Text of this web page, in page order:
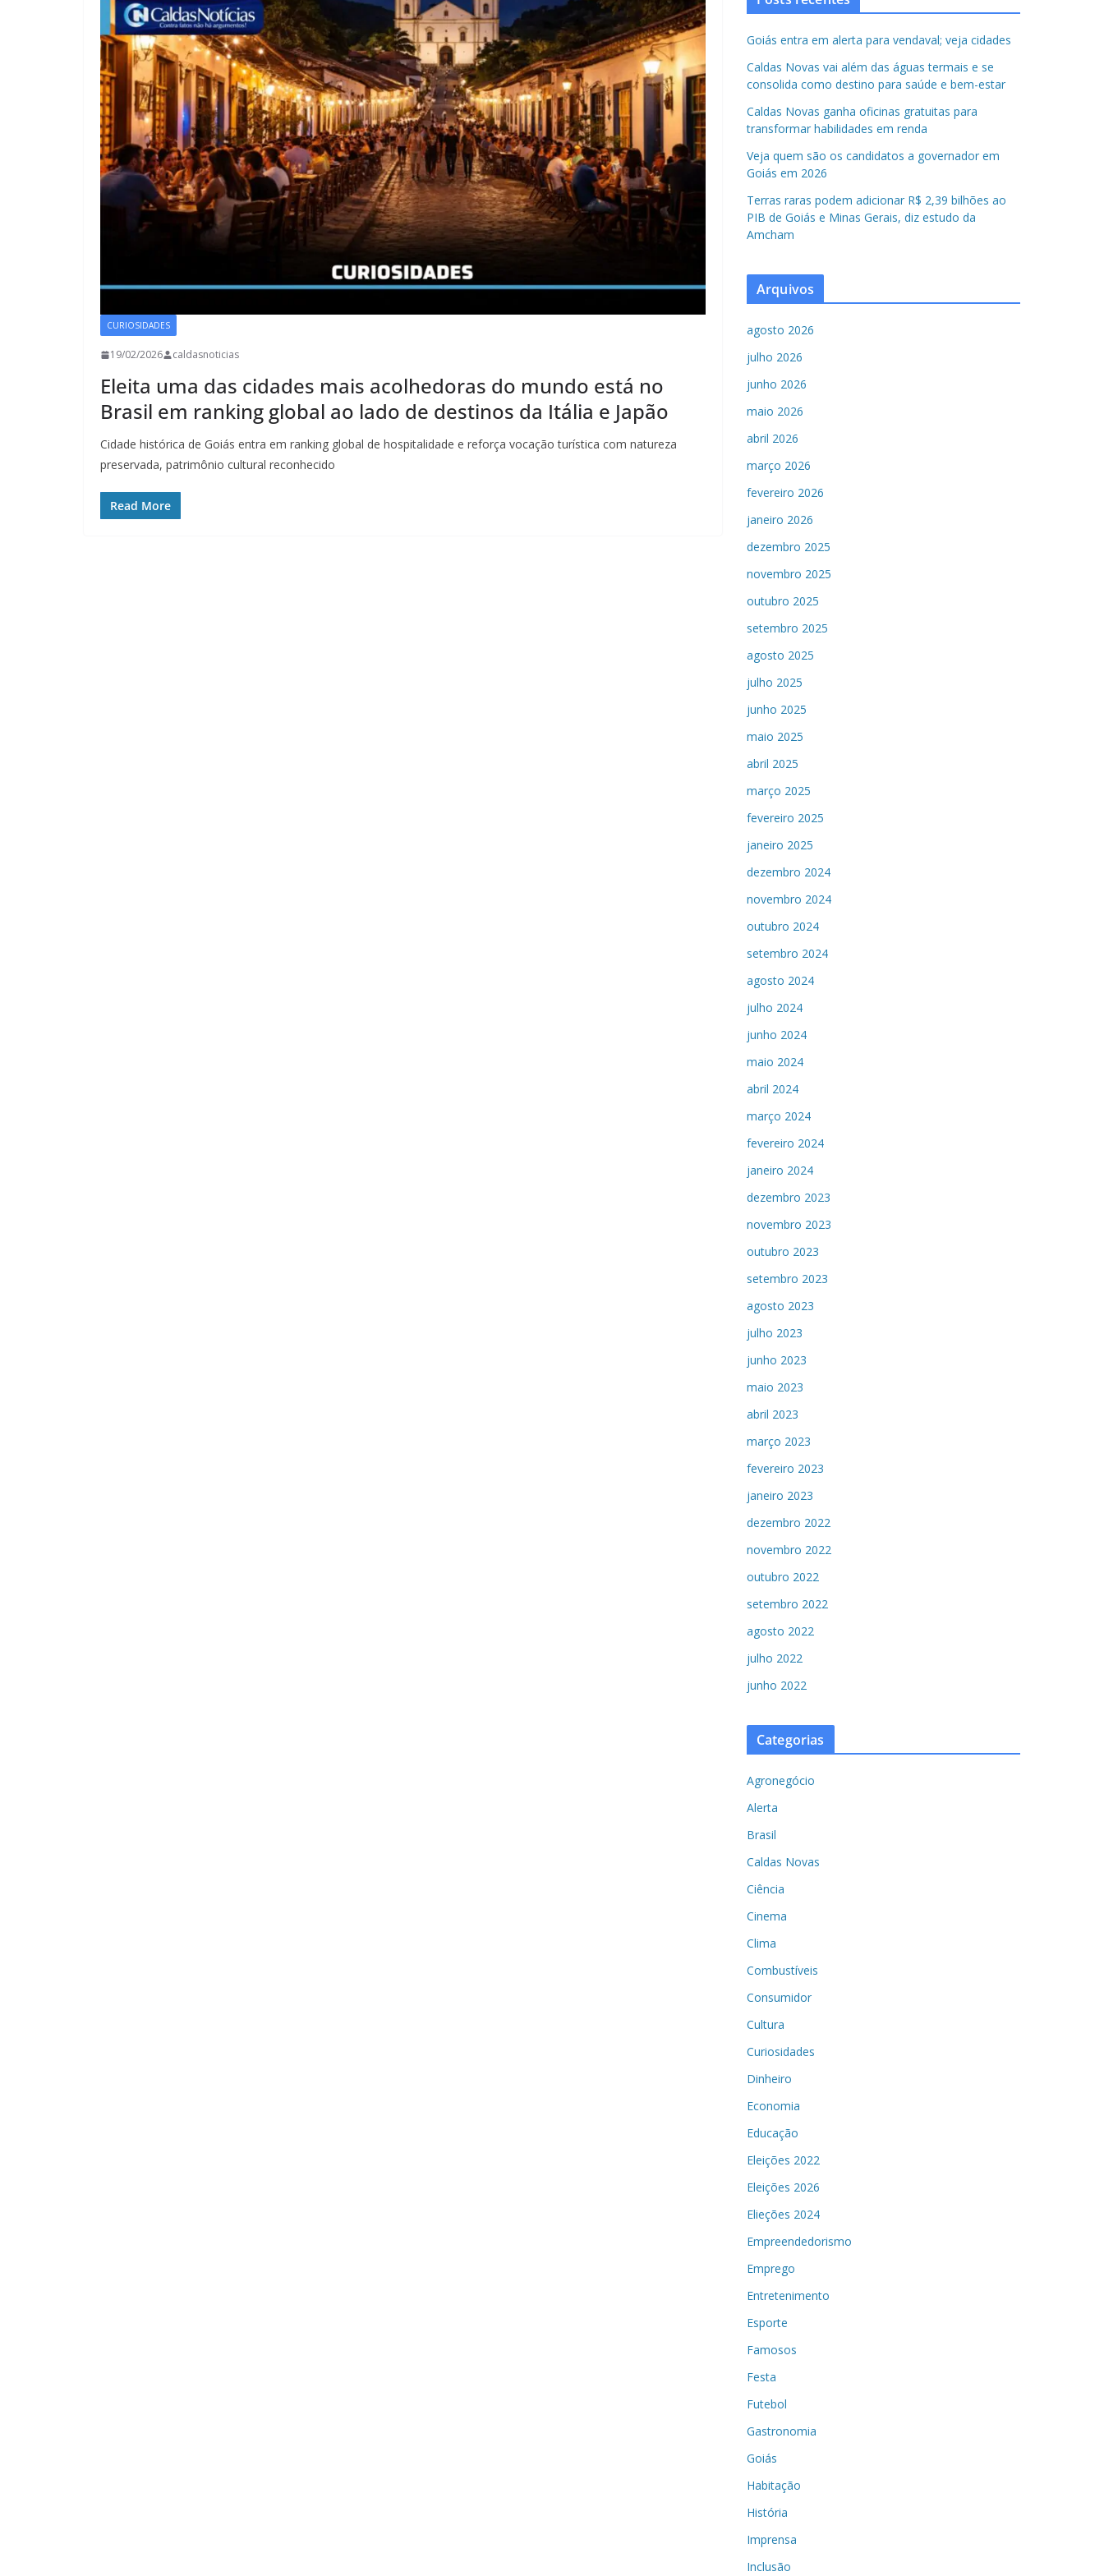
CURIOSIDADES
19/02/2026 caldasnoticias
Eleita uma das cidades mais acolhedoras do mundo está no
Brasil em ranking global ao lado de destinos da Itália e Japão
Cidade histórica de Goiás entra em ranking global de hospitalidade e reforça vocação turística com natureza
preservada, patrimônio cultural reconhecido
Read More
Goiás entra em alerta para vendaval; veja cidades
Caldas Novas vai além das águas termais e se
consolida como destino para saúde e bem-estar
Caldas Novas ganha oficinas gratuitas para
transformar habilidades em renda
Veja quem são os candidatos a governador em
Goiás em 2026
Terras raras podem adicionar R$ 2,39 bilhões ao
PIB de Goiás e Minas Gerais, diz estudo da
Amcham
Arquivos
agosto 2026
julho 2026
junho 2026
maio 2026
abril 2026
março 2026
fevereiro 2026
janeiro 2026
dezembro 2025
novembro 2025
outubro 2025
setembro 2025
agosto 2025
julho 2025
junho 2025
maio 2025
abril 2025
março 2025
fevereiro 2025
janeiro 2025
dezembro 2024
novembro 2024
outubro 2024
setembro 2024
agosto 2024
julho 2024
junho 2024
maio 2024
abril 2024
março 2024
fevereiro 2024
janeiro 2024
dezembro 2023
novembro 2023
outubro 2023
setembro 2023
agosto 2023
julho 2023
junho 2023
maio 2023
abril 2023
março 2023
fevereiro 2023
janeiro 2023
dezembro 2022
novembro 2022
outubro 2022
setembro 2022
agosto 2022
julho 2022
junho 2022
Categorias
Agronegócio
Alerta
Brasil
Caldas Novas
Ciência
Cinema
Clima
Combustíveis
Consumidor
Cultura
Curiosidades
Dinheiro
Economia
Educação
Eleições 2022
Eleições 2026
Elieções 2024
Empreendedorismo
Emprego
Entretenimento
Esporte
Famosos
Festa
Futebol
Gastronomia
Goiás
Habitação
História
Imprensa
Inclusão